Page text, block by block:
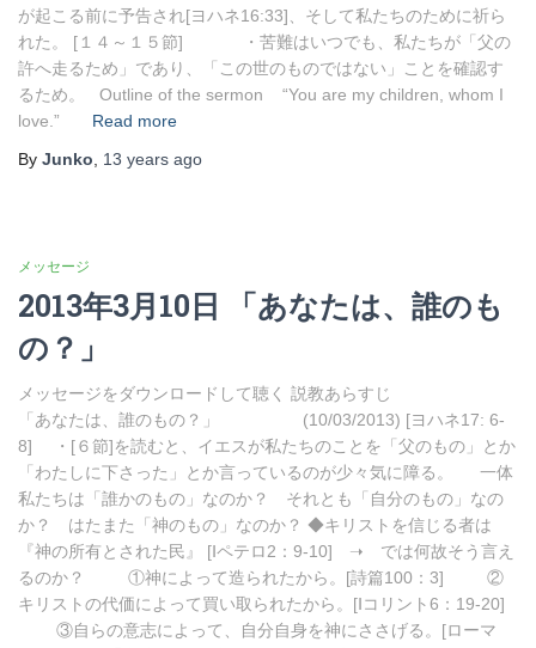
が起こる前に予告され[ヨハネ16:33]、そして私たちのために祈ら
れた。 [１４～１５節] ・苦難はいつでも、私たちが「父の
許へ走るため」であり、「この世のものではない」ことを確認す
るため。 Outline of the sermon “You are my children, whom I
love.”
Read more
By Junko 13 years ago
メッセージ
2013年3月10日 「あなたは、誰のも
の？」
メッセージをダウンロードして聴く 説教あらすじ
「あなたは、誰のもの？」 (10/03/2013) [ヨハネ17: 6-
8] ・[６節]を読むと、イエスが私たちのことを「父のもの」とか
「わたしに下さった」とか言っているのが少々気に障る。 一体
私たちは「誰かのもの」なのか？ それとも「自分のもの」なの
か？ はたまた「神のもの」なのか？ ◆キリストを信じる者は
『神の所有とされた民』 [Ⅰペテロ2：9-10] ➝ では何故そう言え
るのか？ ①神によって造られたから。[詩篇100：3] ②
キリストの代価によって買い取られたから。[Ⅰコリント6：19-20]
③自らの意志によって、自分自身を神にささげる。[ローマ